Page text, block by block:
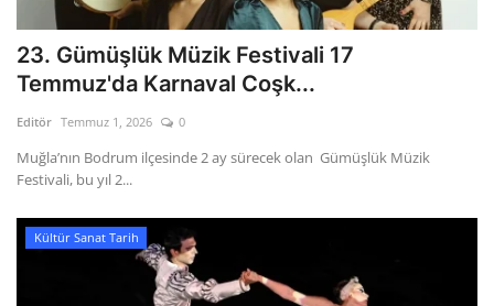
23. Gümüşlük Müzik Festivali 17
Temmuz'da Karnaval Coşk...
Editör Temmuz 1, 2026 0
Muğla’nın Bodrum ilçesinde 2 ay sürecek olan Gümüşlük Müzik
Festivali, bu yıl 2...
Kültür Sanat Tarih